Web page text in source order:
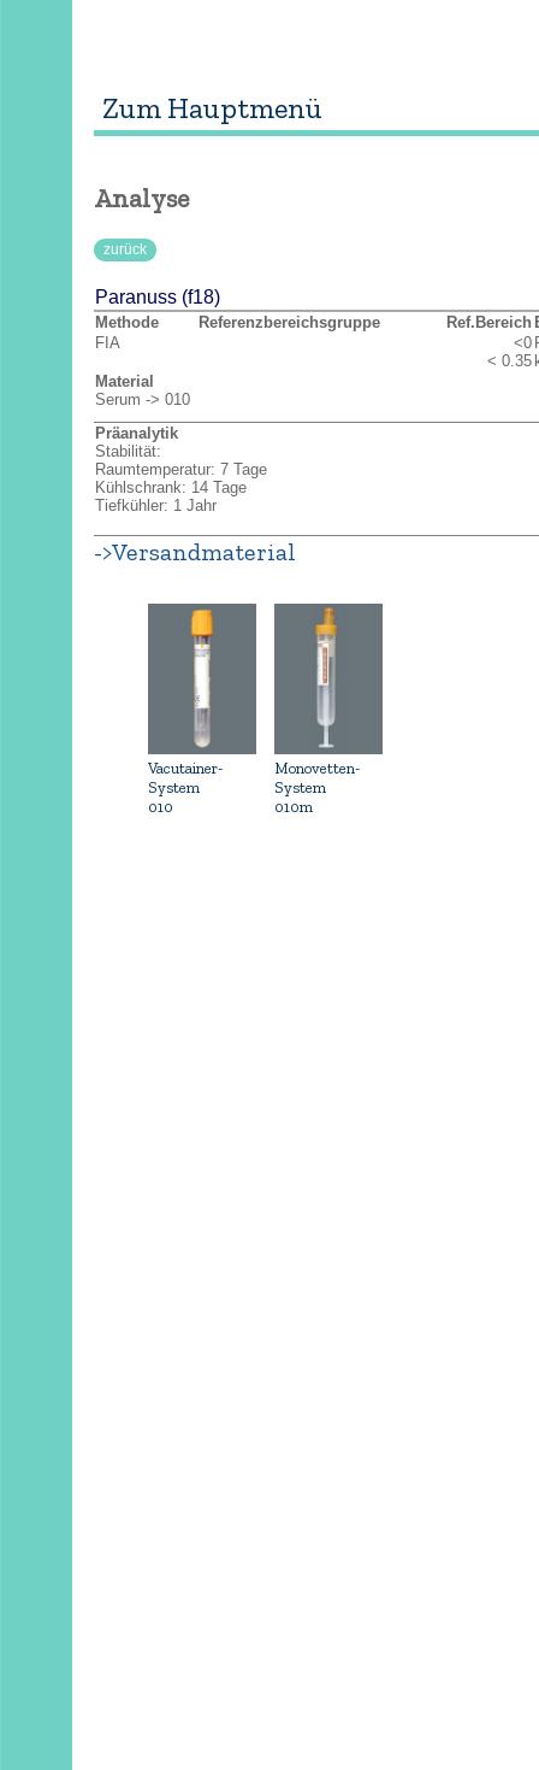
Zum Hauptmenü
Analyse
zurück
Paranuss (f18)
Methode Referenzbereichsgruppe Ref.Bereich
FIA
<0
< 0.35
Material
Serum -> 010
Präanalytik
Stabilität:
Raumtemperatur: 7 Tage
Kühlschrank: 14 Tage
Tiefkühler: 1 Jahr
->Versandmaterial
Vacutainer-
System
010
Monovetten-
System
010m